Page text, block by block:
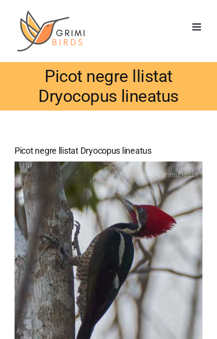
contenido
Picot negre llistat
Dryocopus lineatus
Picot negre llistat Dryocopus lineatus